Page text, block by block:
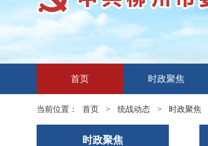
首页 时政聚焦
当前位置： 首页 > 统战动态 > 时政聚焦
时政聚焦